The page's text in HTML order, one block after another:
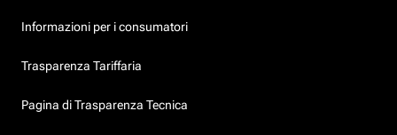
Informazioni per i consumatori
Trasparenza Tariffaria
Pagina di Trasparenza Tecnica